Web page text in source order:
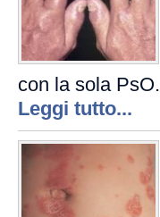
con la sola PsO.
Leggi tutto...